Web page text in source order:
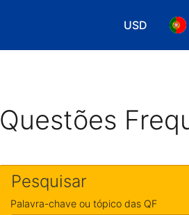
USD
Escolha a
Questões
Pesquisar
Palavra-chave ou tópico das QF